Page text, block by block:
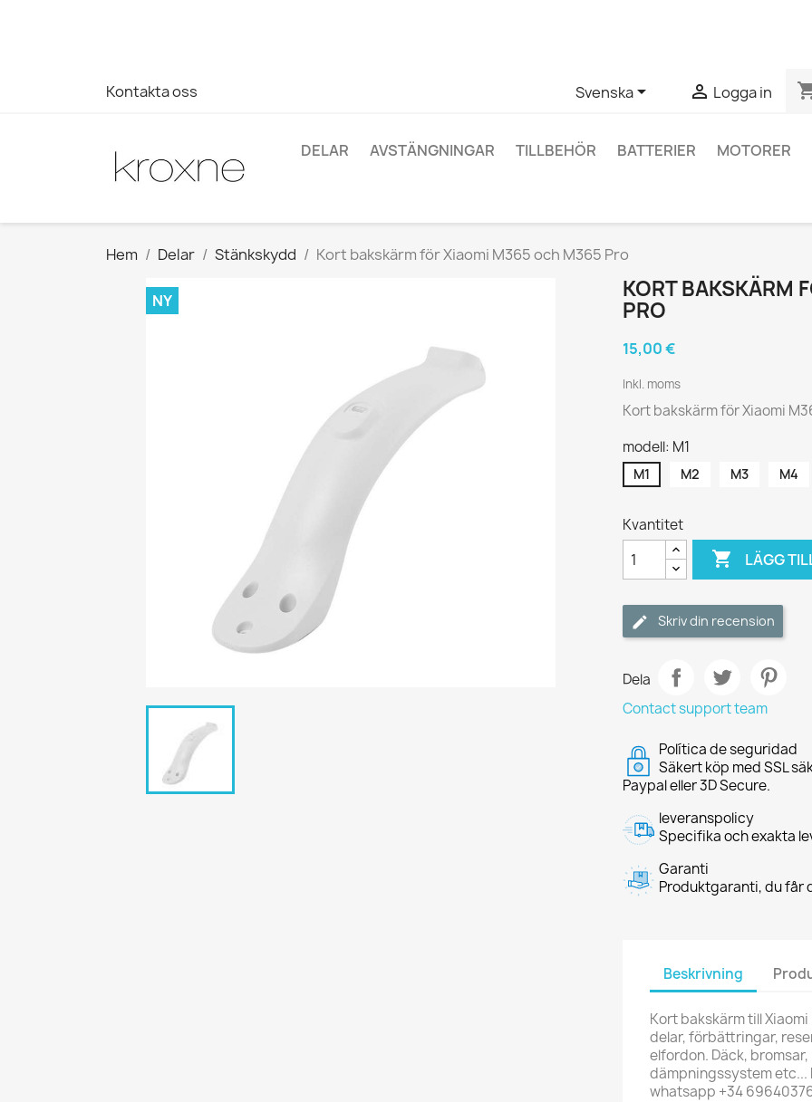
Kontakta oss Svenska  Logga in
DELAR AVSTÄNGNINGAR TILLBEHÖR BATTERIER MOTORER
Hem Delar Stänkskydd Kort bakskärm för Xiaomi M365 och M365 Pro
NY
KORT BAKSKÄRM
PRO
15,00 €
Inkl. moms
Kort bakskärm för Xiaomi
modell: M1
M1 M2 M3 M4
Kvantitet
 LÄGG
Skriv din recension
Dela
Contact support team
Política de seguridad
Säkert köp med SSL
Paypal eller 3D Secure.
leveranspolicy
Specifika och exakta
Garanti
Produktgaranti, du får
Beskrivning
Kort bakskärm till
delar, förbättringar,
elfordon. Däck,
dämpningssystem
whatsapp +34